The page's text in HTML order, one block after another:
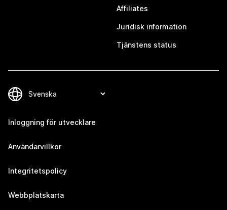
Affiliates
Juridisk information
Tjänstens status
Inloggning för utvecklare
Användarvillkor
Integritetspolicy
Webbplatskarta